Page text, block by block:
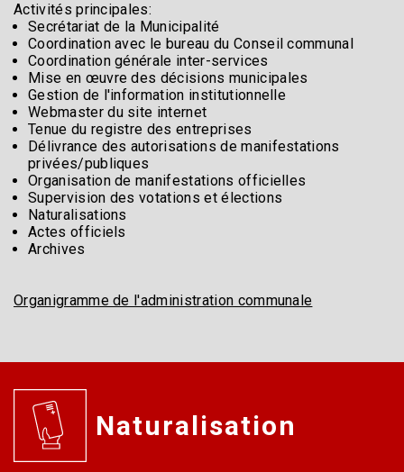
Activités principales:
Secrétariat de la Municipalité
Coordination avec le bureau du Conseil communal
Coordination générale inter-services
Mise en œuvre des décisions municipales
Gestion de l'information institutionnelle
Webmaster du site internet
Tenue du registre des entreprises
Délivrance des autorisations de manifestations
privées/publiques
Organisation de manifestations officielles
Supervision des votations et élections
Naturalisations
Actes officiels
Archives
Organigramme de l'administration communale
Naturalisation